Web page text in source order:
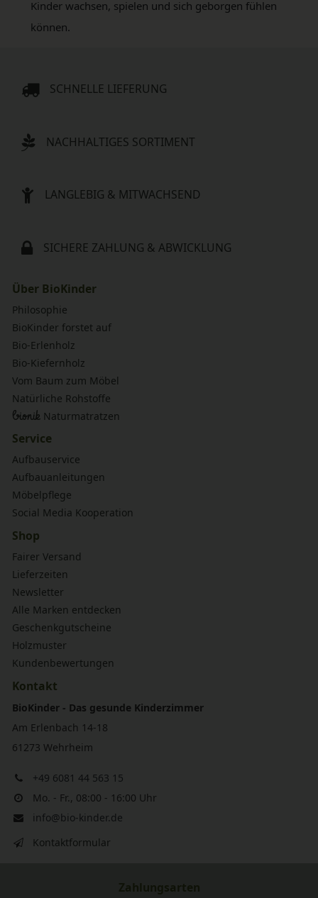
Kinder wachsen, spielen und sich geborgen fühlen
können.
SCHNELLE LIEFERUNG
NACHHALTIGES SORTIMENT
LANGLEBIG & MITWACHSEND
SICHERE ZAHLUNG & ABWICKLUNG
Über BioKinder
Philosophie
BioKinder forstet auf
Bio-Erlenholz
Bio-Kiefernholz
Vom Baum zum Möbel
Natürliche Rohstoffe
bionik Naturmatratzen
Service
Aufbauservice
Aufbauanleitungen
Möbelpflege
Social Media Kooperation
Shop
Fairer Versand
Lieferzeiten
Newsletter
Alle Marken entdecken
Geschenkgutscheine
Holzmuster
Kundenbewertungen
Kontakt
BioKinder - Das gesunde Kinderzimmer
Am Erlenbach 14-18
61273 Wehrheim
+49 6081 44 563 15
Mo. - Fr., 08:00 - 16:00 Uhr
info@bio-kinder.de
Kontaktformular
Zahlungsarten